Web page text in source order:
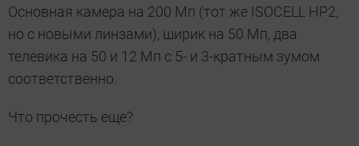
Основная камера на 200 Мп (тот же ISOCELL HP2,
но с новыми линзами), ширик на 50 Мп, два
телевика на 50 и 12 Мп с 5- и 3-кратным зумом
соответственно.
Что прочесть еще?